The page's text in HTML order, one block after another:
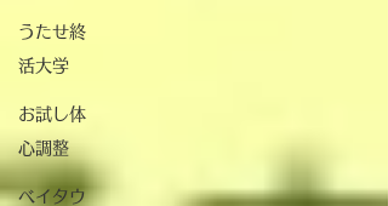
うたせ終
活大学
お試し体
心調整
ベイタウ